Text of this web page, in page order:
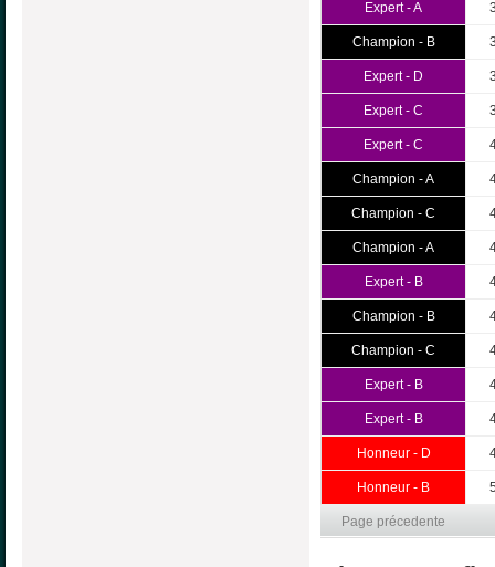
Expert - A
Champion - B
Expert - D
Expert - C
Expert - C
Champion - A
Champion - C
Champion - A
Expert - B
Champion - B
Champion - C
Expert - B
Expert - B
Honneur - D
Honneur - B
Page précedente